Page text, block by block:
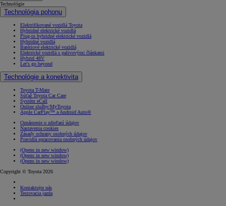
Technológie
Technológia pohonu
Elektrifikované vozidlá Toyota
Hybridné elektrické vozidlá
Plug-in hybridné elektrické vozidlá
Hybridné vozidlá
Batériové elektrické vozidlá
Elektrické vozidlá s palivovými článkami
Hybrid 48V
Let's go beyond
Technológie a konektivita
Toyota T-Mate
Súťaž Toyota Car Care
Systém eCall
Online služby/MyToyota
Apple CarPlay™ a Android Auto®
Oznámenie o zdieľaní údajov
Nastavenia cookies
Zásady ochrany osobných údajov
Pravidlá spracovania osobných údajov
(Opens in new window)
(Opens in new window)
(Opens in new window)
Copyright © Toyota 2026
Kontaktujte nás
Testovacia jazda